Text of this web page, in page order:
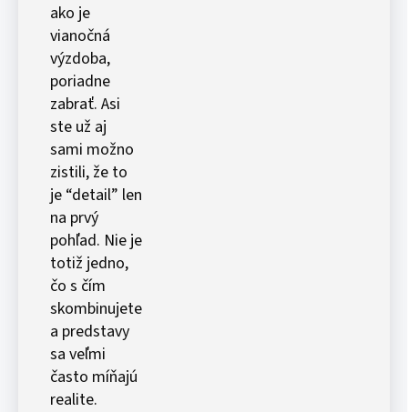
ako je
vianočná
výzdoba,
poriadne
zabrať. Asi
ste už aj
sami možno
zistili, že to
je “detail” len
na prvý
pohľad. Nie je
totiž jedno,
čo s čím
skombinujete
a predstavy
sa veľmi
často míňajú
realite.